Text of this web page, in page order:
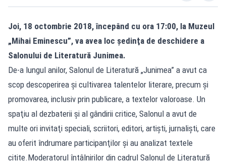
Joi, 18 octombrie 2018, începând cu ora 17:00, la Muzeul
„Mihai Eminescu”, va avea loc şedinţa de deschidere a
Salonului de Literatură Junimea.
De-a lungul anilor, Salonul de Literatură „Junimea” a avut ca
scop descoperirea şi cultivarea talentelor literare, precum şi
promovarea, inclusiv prin publicare, a textelor valoroase. Un
spaţiu al dezbaterii şi al gândirii critice, Salonul a avut de
multe ori invitaţi speciali, scriitori, editori, artişti, jurnalişti, care
au oferit îndrumare participanţilor şi au analizat textele
citite.Moderatorul întâlnirilor din cadrul Salonul de Literatură